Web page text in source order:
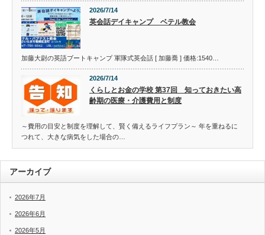
2026/7/14
英会話デイキャンプ ベテル教会
加藤大尉の英語ブートキャンプ 軍隊式英会話 [ 加藤喬 ] 価格:1540…
2026/7/14
くらしとお金の学校 第37回 知っておきたい高
齢期の医療・介護費用と制度
～費用の目安と制度を理解して、賢く備えるライフプラン～ 年を重ねるに
つれて、大きな病気をした場合の…
アーカイブ
2026年7月
2026年6月
2026年5月